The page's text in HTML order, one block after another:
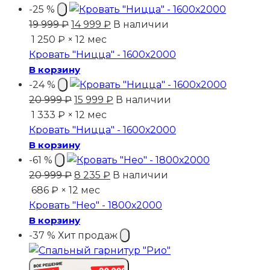
-25 %
19 999₽ Первоначальная
цена
составляла
19
999 ₽.
14 999 ₽ Текущая
14
В наличии
1 250 ₽ × 12 мес
Кровать "Ницца" - 1600х2000
В корзину
-24 %
20 999₽ Первоначальная
цена
составляла
20
999 ₽.
15 999 ₽ Текущая
15
В наличии
1 333 ₽ × 12 мес
Кровать "Ницца" - 1600х2000
В корзину
-61 %
20 999₽ Первоначальная
цена
составляла
20
999 ₽.
8 235 ₽ Текущая
8
В наличии
686 ₽ × 12 мес
Кровать "Нео" - 1800х2000
В корзину
-37 % Хит продаж